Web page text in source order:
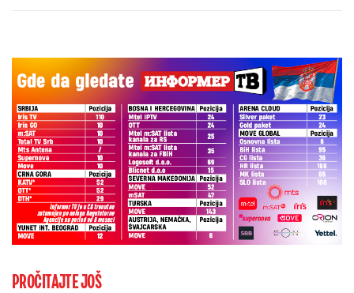
ulivaju samopouzdanje Partizanu
PROČITAJTE JOŠ